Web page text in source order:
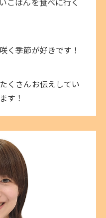
く季節が好きです！
くさんお伝えしてい
す！